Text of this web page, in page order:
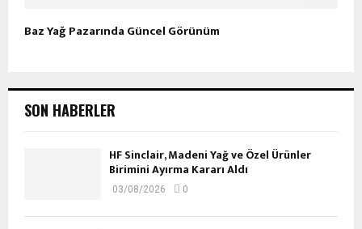
Baz Yağ Pazarında Güncel Görünüm
SON HABERLER
HF Sinclair, Madeni Yağ ve Özel Ürünler
Birimini Ayırma Kararı Aldı
03/08/2026 0